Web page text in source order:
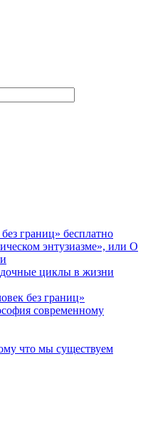
границ» бесплатно
энтузиазме», или О
циклы в жизни
без границ»
современному
что мы существуем